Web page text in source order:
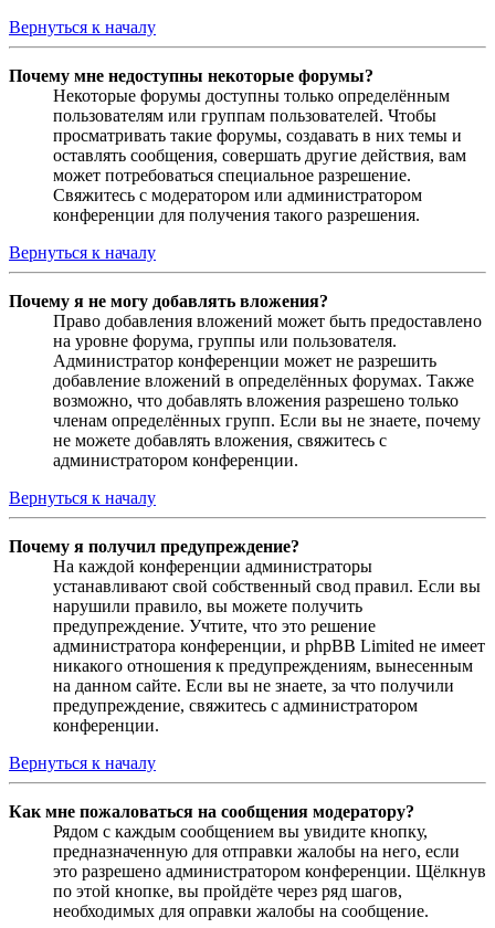
Вернуться к началу
Почему мне недоступны некоторые форумы?
Некоторые форумы доступны только определённым
пользователям или группам пользователей. Чтобы
просматривать такие форумы, создавать в них темы и
оставлять сообщения, совершать другие действия, вам
может потребоваться специальное разрешение.
Свяжитесь с модератором или администратором
конференции для получения такого разрешения.
Вернуться к началу
Почему я не могу добавлять вложения?
Право добавления вложений может быть предоставлено
на уровне форума, группы или пользователя.
Администратор конференции может не разрешить
добавление вложений в определённых форумах. Также
возможно, что добавлять вложения разрешено только
членам определённых групп. Если вы не знаете, почему
не можете добавлять вложения, свяжитесь с
администратором конференции.
Вернуться к началу
Почему я получил предупреждение?
На каждой конференции администраторы
устанавливают свой собственный свод правил. Если вы
нарушили правило, вы можете получить
предупреждение. Учтите, что это решение
администратора конференции, и phpBB Limited не имеет
никакого отношения к предупреждениям, вынесенным
на данном сайте. Если вы не знаете, за что получили
предупреждение, свяжитесь с администратором
конференции.
Вернуться к началу
Как мне пожаловаться на сообщения модератору?
Рядом с каждым сообщением вы увидите кнопку,
предназначенную для отправки жалобы на него, если
это разрешено администратором конференции. Щёлкнув
по этой кнопке, вы пройдёте через ряд шагов,
необходимых для оправки жалобы на сообщение.